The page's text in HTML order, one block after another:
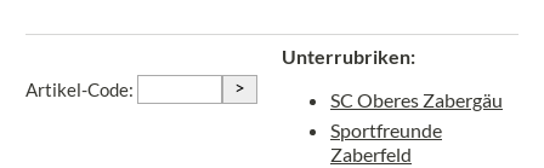
Artikel-Code: >
Unterrubriken:
SC Oberes Zabergäu
Sportfreunde
Zaberfeld